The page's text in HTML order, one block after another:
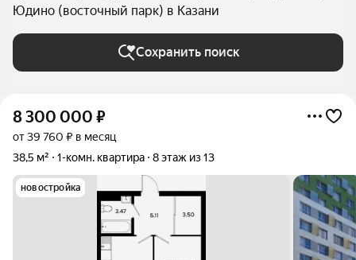
Юдино (восточный парк) в Казани
Сохранить поиск
8 300 000 ₽
от 39 760 ₽ в месяц
38,5 м²
1-комн. квартира 8 этаж из 13
новостройка